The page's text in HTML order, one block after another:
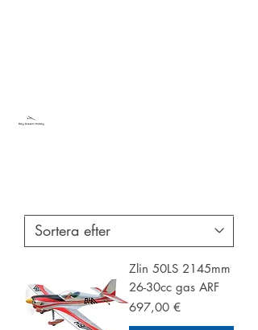
Zlin 50LS 2145mm
26-30cc gas ARF
Pris
697,00 €